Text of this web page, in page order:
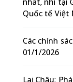
Quốc tế Việt
Các chính
01/1/2026
Lai Châu: